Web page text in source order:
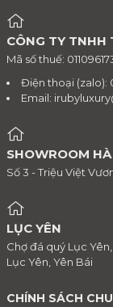
CÔNG TY TNHH
Mã số thuế:
Điện thoại (zalo):
Email:
SHOWROOM
Số 3 - Triệu Việt
LỤC YÊN
Chợ đá quý Lục
Lục Yên, Yên Bái
CHÍNH SÁCH